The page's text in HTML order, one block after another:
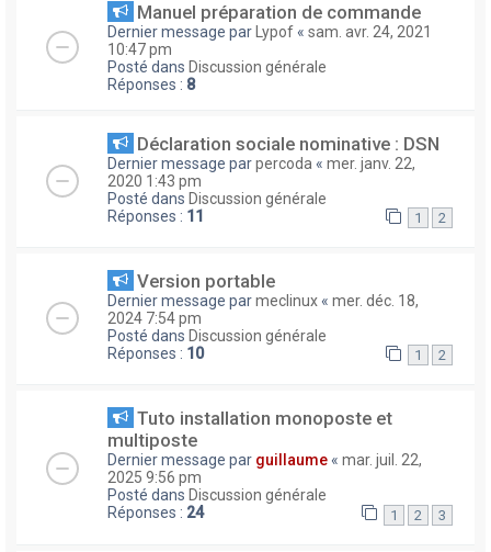
Manuel préparation de commande
Dernier message par Lypof « sam. avr. 24, 2021
10:47 pm
Posté dans Discussion générale
Réponses : 8
Déclaration sociale nominative : DSN
Dernier message parpercoda « mer. janv. 22,
2020 1:43 pm
Posté dans Discussion générale
Réponses : 11 1 2
Version portable
Dernier message parmeclinux « mer. déc. 18,
2024 7:54 pm
Posté dans Discussion générale
Réponses : 10 1 2
Tuto installation monoposte et
multiposte
Dernier message par guillaume « mar. juil. 22,
2025 9:56 pm
Posté dans Discussion générale
Réponses : 24 1 2 3